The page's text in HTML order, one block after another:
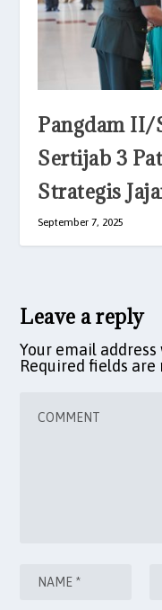
Pangdam
Sertijab 3
Strategis
September 7, 2025
Leave a reply
Your email
Required fields are